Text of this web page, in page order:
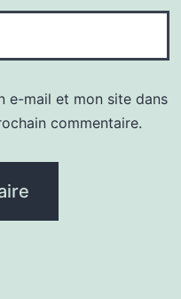
e-mail et mon site dans
commentaire.